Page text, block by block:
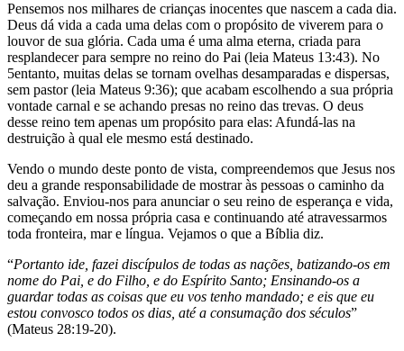
Pensemos nos milhares de crianças inocentes que nascem a cada dia.
Deus dá vida a cada uma delas com o propósito de viverem para o
louvor de sua glória. Cada uma é uma alma eterna, criada para
resplandecer para sempre no reino do Pai (leia Mateus 13:43). No
5entanto, muitas delas se tornam ovelhas desamparadas e dispersas,
sem pastor (leia Mateus 9:36); que acabam escolhendo a sua própria
vontade carnal e se achando presas no reino das trevas. O deus
desse reino tem apenas um propósito para elas: Afundá-las na
destruição à qual ele mesmo está destinado.
Vendo o mundo deste ponto de vista, compreendemos que Jesus nos
deu a grande responsabilidade de mostrar às pessoas o caminho da
salvação. Enviou-nos para anunciar o seu reino de esperança e vida,
começando em nossa própria casa e continuando até atravessarmos
toda fronteira, mar e língua. Vejamos o que a Bíblia diz.
“Portanto ide, fazei discípulos de todas as nações, batizando-os em
nome do Pai, e do Filho, e do Espírito Santo; Ensinando-os a
guardar todas as coisas que eu vos tenho mandado; e eis que eu
estou convosco todos os dias, até a consumação dos séculos”
(Mateus 28:19-20).